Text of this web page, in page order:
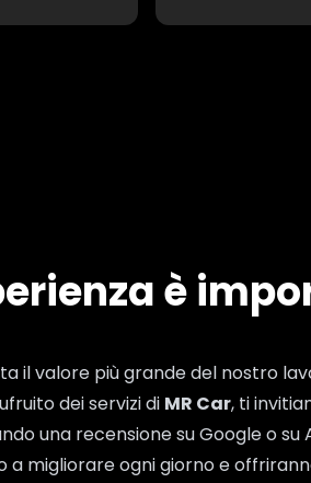
è
il valore più grande del nostro
dei servizi di MR Car, ti
una recensione su Google o su
a migliorare ogni giorno e